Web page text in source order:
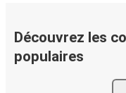
Pesaro en ligne, vous
modes de paiement
Google Pay ou encore
payer en espèces
Découvrez les
populaires